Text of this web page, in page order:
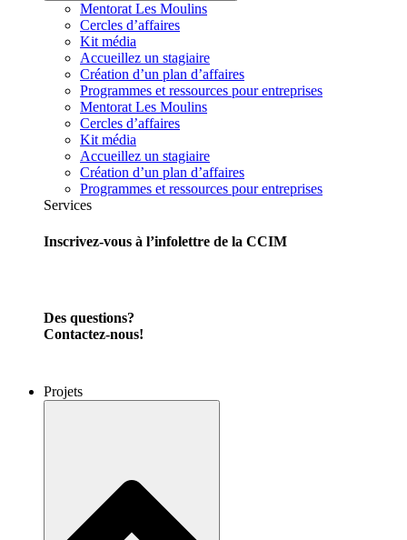
Mentorat Les Moulins
Cercles d’affaires
Kit média
Accueillez un stagiaire
Création d’un plan d’affaires
Programmes et ressources pour entreprises
Mentorat Les Moulins
Cercles d’affaires
Kit média
Accueillez un stagiaire
Création d’un plan d’affaires
Programmes et ressources pour entreprises
Services
Inscrivez-vous à l’infolettre de la CCIM
Des questions?
Contactez-nous!
Projets